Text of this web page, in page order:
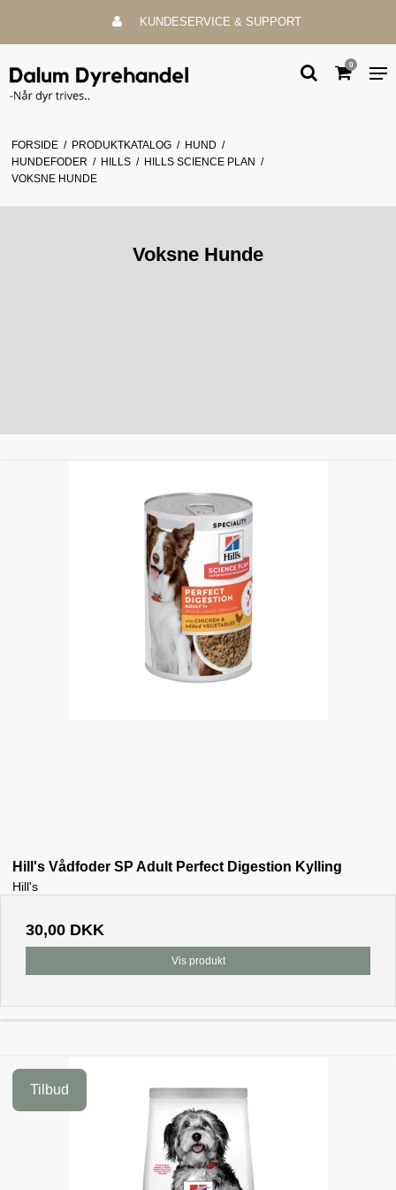
KUNDESERVICE & SUPPORT
0
FORSIDE / PRODUKTKATALOG / HUND /
HUNDEFODER / HILLS / HILLS SCIENCE PLAN /
VOKSNE HUNDE
Voksne Hunde
Hill's Vådfoder SP Adult Perfect Digestion Kylling
Hill's
30,00 DKK
Vis produkt
Tilbud